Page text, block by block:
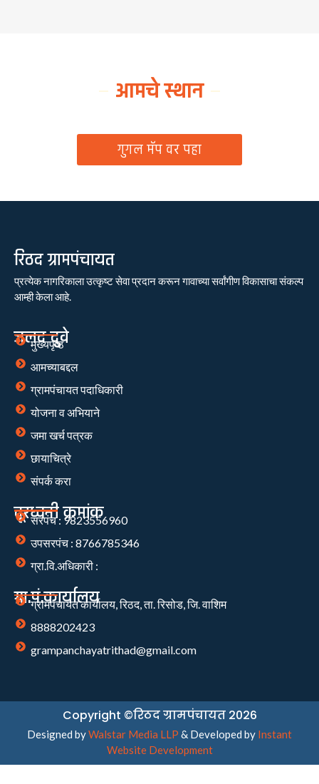
आमचे स्थान
गुगल मॅप वर पहा
रिठद ग्रामपंचायत
प्रत्येक नागरिकाला उत्कृष्ट सेवा प्रदान करून गावाच्या सर्वांगीण विकासाचा संकल्प
आम्ही केला आहे.
जलद दुवे
मुख्यपृष्ठ
आमच्याबद्दल
ग्रामपंचायत पदाधिकारी
योजना व अभियाने
जमा खर्च पत्रक
छायाचित्रे
संपर्क करा
दूरध्वनी क्रमांक
सरपंच : 9823556960
उपसरपंच : 8766785346
ग्रा.वि.अधिकारी :
ग्रा.पं.कार्यालय
ग्रामपंचायत कार्यालय, रिठद, ता. रिसोड, जि. वाशिम
8888202423
grampanchayatrithad@gmail.com
Copyright ©रिठद ग्रामपंचायत 2026
Designed byWalstar Media LLP & Developed by Instant
Website Development